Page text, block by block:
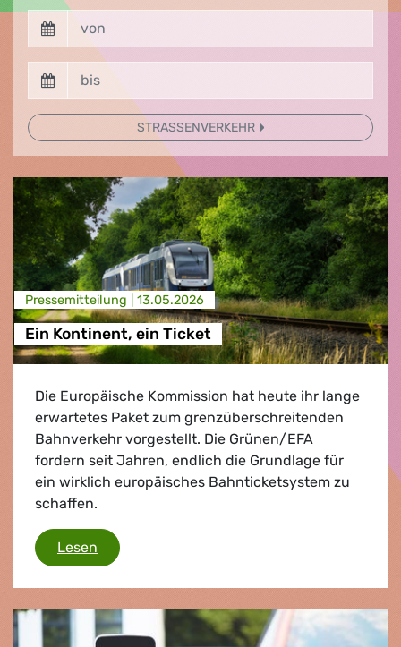
STRASSENVERKEHR
Presse­mitteilung | 13.05.2026
Ein Kontinent, ein Ticket
Die Europäische Kommission hat heute ihr lange
erwartetes Paket zum grenzüberschreitenden
Bahnverkehr vorgestellt. Die Grünen/EFA
fordern seit Jahren, endlich die Grundlage für
ein wirklich europäisches Bahnticketsystem zu
schaffen.
Lesen Ein Kontinent, ein Ticket